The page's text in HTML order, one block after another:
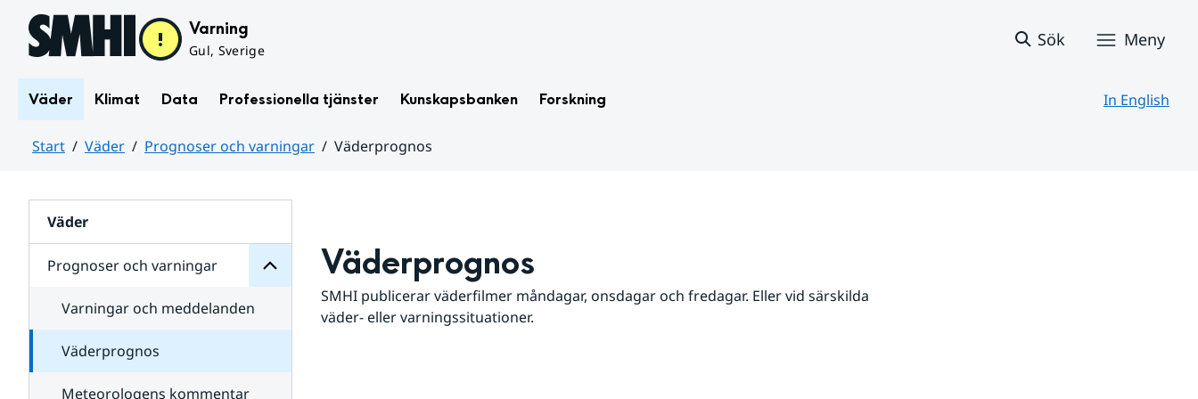
Hoppa till sidans innehåll Varning
Gul, Sverige
Sök Meny
Väder Klimat Data Professionella tjänster Kunskapsbanken Forskning In English
Start Väder Prognoser och varningar
Väderprognos
Väder
Prognoser och varningar
för
varningar
Varningar och meddelanden
Väderprognos
Meteorologens kommentar
Väderprognos
SMHI publicerar väderfilmer måndagar, onsdagar och fredagar. Eller vid särskilda
väder- eller varningssituationer.